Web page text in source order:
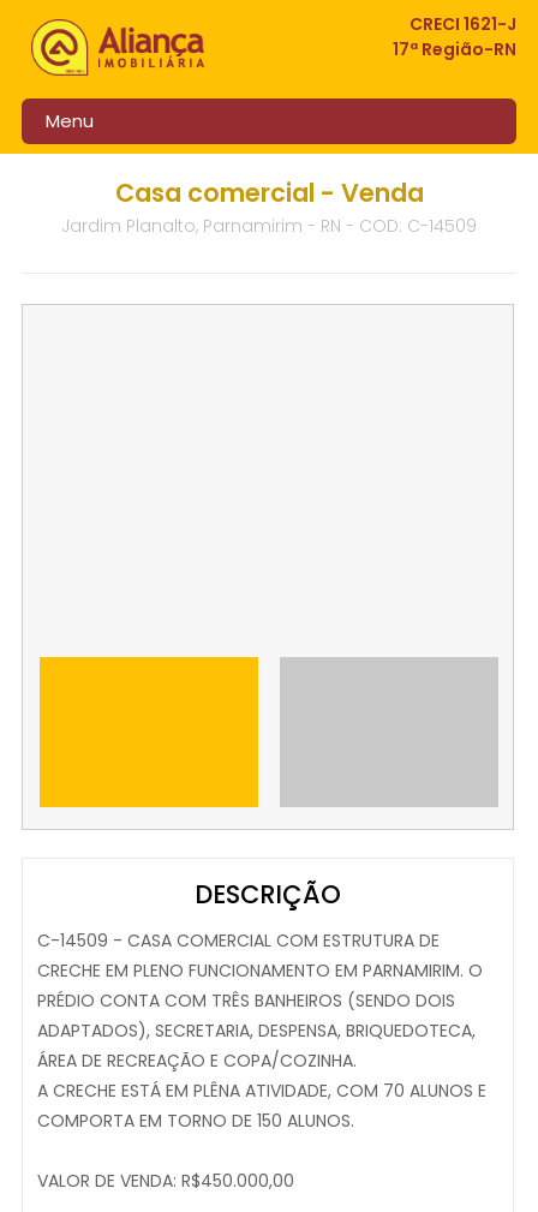
CRECI 1621-J
17ª Região-RN
Menu
Casa comercial - Venda
Jardim Planalto, Parnamirim - RN - COD: C-14509
DESCRIÇÃO
C-14509 - CASA COMERCIAL COM ESTRUTURA DE
CRECHE EM PLENO FUNCIONAMENTO EM PARNAMIRIM. O
PRÉDIO CONTA COM TRÊS BANHEIROS (SENDO DOIS
ADAPTADOS), SECRETARIA, DESPENSA, BRIQUEDOTECA,
ÁREA DE RECREAÇÃO E COPA/COZINHA.
A CRECHE ESTÁ EM PLÊNA ATIVIDADE, COM 70 ALUNOS E
COMPORTA EM TORNO DE 150 ALUNOS.
VALOR DE VENDA: R$450.000,00